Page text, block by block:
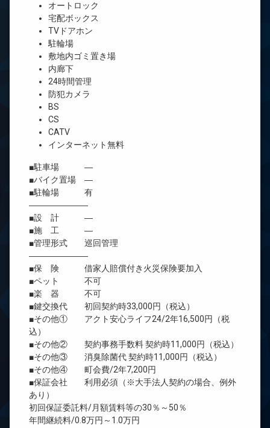
オートロック
宅配ボックス
TVドアホン
駐輪場
敷地内ゴミ置き場
内廊下
24時間管理
防犯カメラ
BS
CS
CATV
インターネット無料
■駐車場 ―
■バイク置場 ―
■駐輪場 有
―――――――
■設 計 ―
■施 工 ―
■管理形式 巡回管理
―――――――
■保 険 借家人賠償付き火災保険要加入
■ペット 不可
■楽 器 不可
■鍵交換代 初回契約時33,000円（税込）
■その他① アクト安心ライフ24/2年16,500円（税
込）
■その他② 契約事務手数料 契約時11,000円（税込）
■その他③ 消臭除菌代 契約時11,000円（税込）
■その他④ 町会費/2年7,200円
■保証会社 利用必須（※大手法人契約の場合、例外
あり）
初回保証委託料/月額賃料等の30％～50％
年間継続料/0.8万円～1.0万円